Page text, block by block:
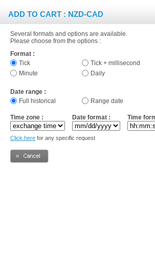
ADD TO CART : NZD-CAD